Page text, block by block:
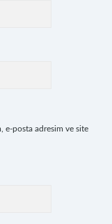
e-posta adresim ve site